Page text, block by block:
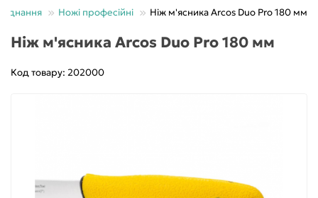
Ножі професійні Ніж м'ясника Arcos Duo Pro 180 мм
Ніж м'ясника Arcos Duo Pro 180 мм
Код товару: 202000